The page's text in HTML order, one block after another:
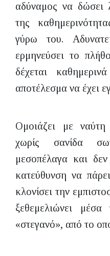
αδύναμος να δώσει
της
γύρω του.
ερμηνεύσει το
δέχεται
αποτέλεσμα να έχει
Ομοιάζει με
χωρίς σανίδα
μεσοπέλαγα και
κατεύθυνση να
κλονίσει την
ξεθεμελιώνει
«στεγανό», από το